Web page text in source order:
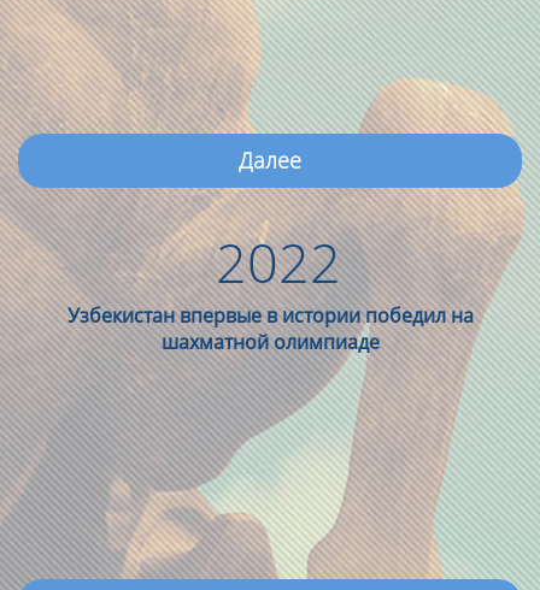
Далее
2022
Узбекистан впервые в истории победил на
шахматной олимпиаде